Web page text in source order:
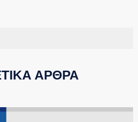
ΑΡΘΡΑ